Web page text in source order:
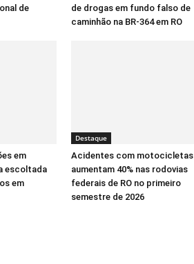
de
de drogas em fundo falso de
caminhão na BR-364 em RO
em
escoltada
em
Destaque
Acidentes com motocicletas
aumentam 40% nas rodovias
federais de RO no primeiro
semestre de 2026